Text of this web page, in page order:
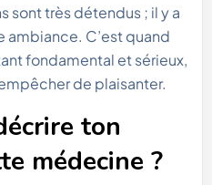
sont très détendus ; il y a
ambiance. C’est quand
fondamental et sérieux,
de plaisanter.
ton
médecine ?